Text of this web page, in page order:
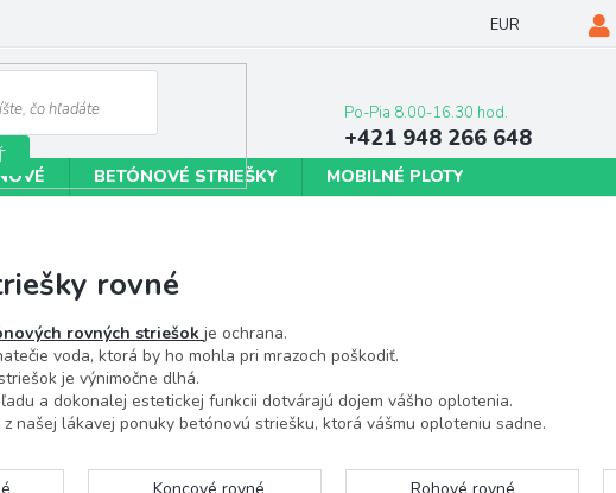
EUR
+421 948 266 648
BETÓNOVÉ STRIEŠKY MOBILNÉ PLOTY
rovné
rovných striešok je ochrana.
voda, ktorá by ho mohla pri mrazoch poškodiť.
je výnimočne dlhá.
a dokonalej estetickej funkcii dotvárajú dojem vášho oplotenia.
našej lákavej ponuky betónovú striešku, ktorá vášmu oploteniu sadne.